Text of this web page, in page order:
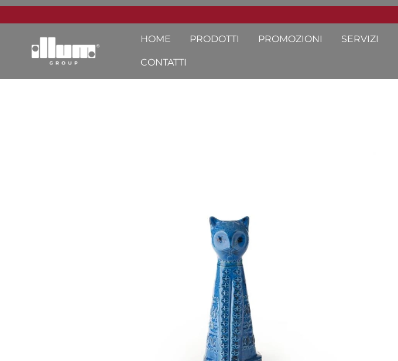
HOME PRODOTTI PROMOZIONI SERVIZI
CONTATTI